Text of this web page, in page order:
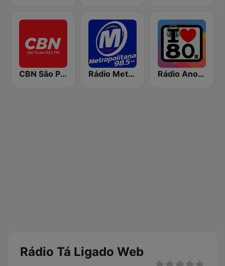
CBN São Paulo Rádio Metropolitana 98.5 FM Rádio Anos 80
Rádio Tá Ligado Web